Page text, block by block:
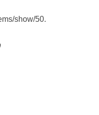
show/50.